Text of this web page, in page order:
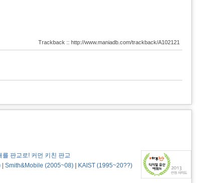
Trackback :: http://www.maniadb.com/trackback/A102121
를 판교로! 커먼 키친 판교
Smith&Mobile (2005~08)
KAIST (1995~20??)